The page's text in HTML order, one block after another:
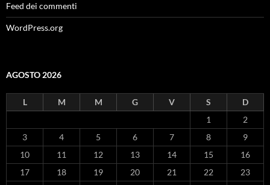
Feed dei commenti
WordPress.org
AGOSTO 2026
L M M G V S
D
1
2
3
4 5 6 7 8
9
10
11 12 13 14 15
16
17
18 19 20 21 22
23